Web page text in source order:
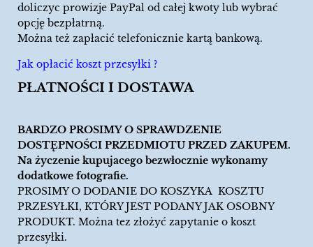
doliczyc prowizje PayPal od całej kwoty lub wybrać
opcję bezpłatrną.
Można też zapłacić telefonicznie kartą bankową.
Jak opłacić koszt przesyłki ?
PŁATNOŚCI I DOSTAWA
BARDZO PROSIMY O SPRAWDZENIE
DOSTĘPNOŚCI PRZEDMIOTU PRZED ZAKUPEM.
Na życzenie kupujacego bezwłocznie wykonamy
dodatkowe fotografie.
PROSIMY O DODANIE DO KOSZYKA KOSZTU
PRZESYŁKI, KTÓRY JEST PODANY JAK OSOBNY
PRODUKT. Można tez złożyć zapytanie o koszt
przesyłki.